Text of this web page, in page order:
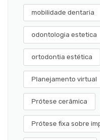
mobilidade dentaria
odontologia estetica
ortodontia estética
Planejamento virtual
Prótese cerâmica
Prótese fixa sobre